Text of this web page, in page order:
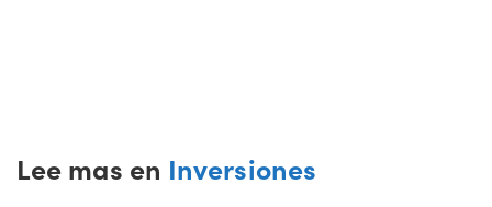
Lee mas en Inversiones